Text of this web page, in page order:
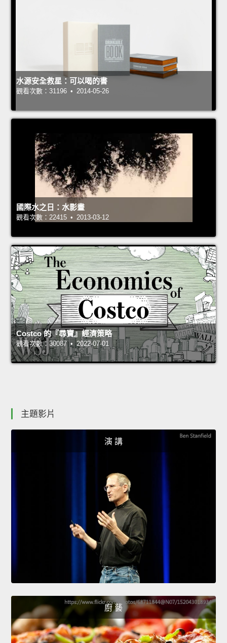
水源安全救星：可以喝的書
觀看次數：31196 • 2014-05-26
國際水之日：水影畫
觀看次數：22415 • 2013-03-12
Costco 的『尋寶』經濟策略
觀看次數：30087 • 2022-07-01
主題影片
演 講
廚 藝